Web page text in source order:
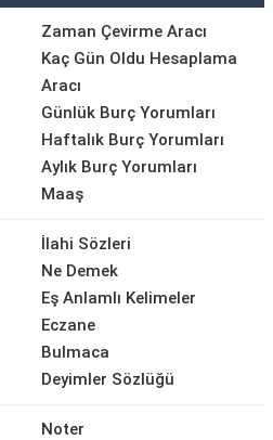
Zaman Çevirme Aracı
Kaç Gün Oldu Hesaplama
Aracı
Günlük Burç Yorumları
Haftalık Burç Yorumları
Aylık Burç Yorumları
Maaş
İlahi Sözleri
Ne Demek
Eş Anlamlı Kelimeler
Eczane
Bulmaca
Deyimler Sözlüğü
Noter